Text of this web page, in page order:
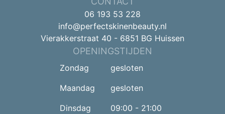
06 193 53 228
info@perfectskinenbeauty.nl
Vierakkerstraat 40 - 6851 BG Huissen
OPENINGSTIJDEN
Zondag
gesloten
Maandag
gesloten
Dinsdag
09:00 - 21:00